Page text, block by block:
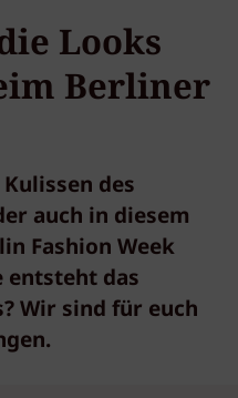
Looks
Berliner
des
auch in diesem
Fashion Week
entsteht das
Wir sind für euch